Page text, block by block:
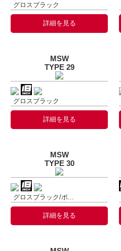
グロスブラック
詳細を見る
MSW
TYPE 29
グロスブラック
詳細を見る
MSW
TYPE 30
グロスブラック/ポ...
詳細を見る